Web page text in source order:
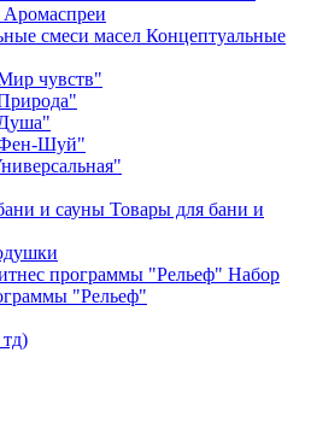
Аромаспреи
Концептуальные
чувств"
Шуй"
Товары для бани и
Набор
"Рельеф"